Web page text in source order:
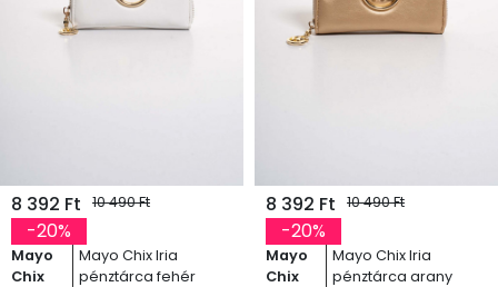
8 392 Ft 10 490 Ft
-20%
Mayo
Chix
Mayo Chix Iria
pénztárca fehér
8 392 Ft 10 490 Ft
-20%
Mayo
Chix
Mayo Chix Iria
pénztárca arany